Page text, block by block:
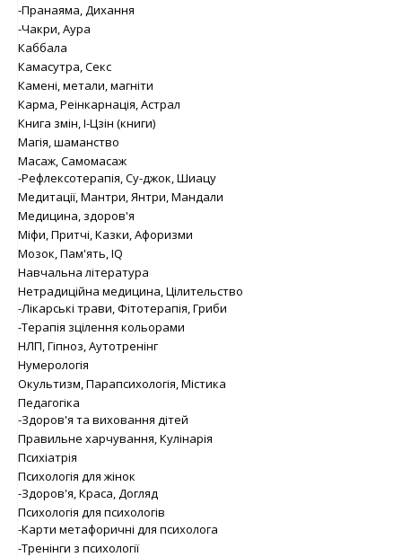
-Пранаяма, Дихання
-Чакри, Аура
Каббала
Камасутра, Секс
Камені, метали, магніти
Карма, Реінкарнація, Астрал
Книга змін, І-Цзін (книги)
Магія, шаманство
Масаж, Самомасаж
-Рефлексотерапія, Су-джок, Шиацу
Медитації, Мантри, Янтри, Мандали
Медицина, здоров'я
Міфи, Притчі, Казки, Афоризми
Мозок, Пам'ять, IQ
Навчальна література
Нетрадиційна медицина, Цілительство
-Лікарські трави, Фітотерапія, Гриби
-Терапія зцілення кольорами
НЛП, Гіпноз, Аутотренінг
Нумерологія
Окультизм, Парапсихологія, Містика
Педагогіка
-Здоров'я та виховання дітей
Правильне харчування, Кулінарія
Психіатрія
Психологія для жінок
-Здоров'я, Краса, Догляд
Психологія для психологів
-Карти метафоричні для психолога
-Тренінги з психології